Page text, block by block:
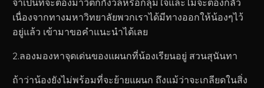
จำเป็นที่จะต้องมาวิตกกังวลหรือกลุ้มใจและไม่จะต้องกลัว
เนื่องจากทางมหาวิทยาลัยพวกเราได้มีทางออกให้น้องๆไว้
อยู่แล้ว เข้ามาขอคำแนะนำได้เลย
2.ลองมองหาจุดเด่นของแผนกที่น้องเรียนอยู่ สวนสุนันทา
ถ้าว่าน้องยังไม่พร้อมที่จะย้ายแผนก ถึงแม้ว่าจะเกลียดในสิ่ง